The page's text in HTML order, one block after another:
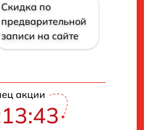
Скидка по
предварительной
записи на сайте
акции